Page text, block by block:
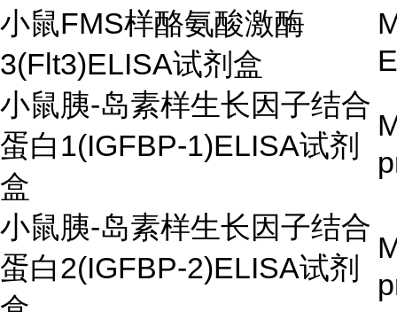
小鼠FMS样酪氨酸激酶
3(Flt3)ELISA试剂盒
小鼠胰-岛素样生长因子结合
蛋白1(IGFBP-1)ELISA试剂
盒
小鼠胰-岛素样生长因子结合
蛋白2(IGFBP-2)ELISA试剂